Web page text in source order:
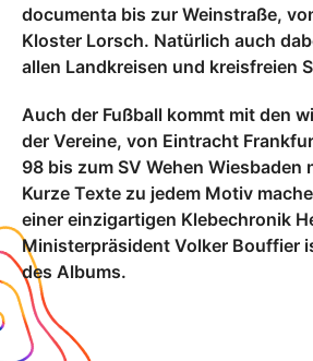
documenta bis zur Weinstraße,
Kloster Lorsch. Natürlich auch
allen Landkreisen und kreisfreien
Auch der Fußball kommt mit den
der Vereine, von Eintracht
98 bis zum SV Wehen Wiesbaden
Kurze Texte zu jedem Motiv
einer einzigartigen Klebechronik
Ministerpräsident Volker Bouffier
des Albums.